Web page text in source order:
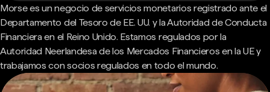
Morse es un negocio de servicios monetarios registrado ante el
Departamento del Tesoro de EE. UU. y la Autoridad de Conducta
Financiera en el Reino Unido. Estamos regulados por la
Autoridad Neerlandesa de los Mercados Financieros en la UE y
trabajamos con socios regulados en todo el mundo.